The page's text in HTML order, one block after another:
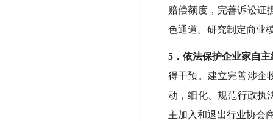
赔偿额度，完善诉讼证
色通道。研究制定商业
5．依法保护企业家自
得干预。建立完善涉企
动，细化、规范行政
主加入和退出行业协会